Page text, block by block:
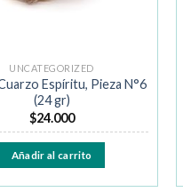
UNCATEGORIZED
Espíritu, Pieza N°6
(24 gr)
$24.000
Añadir al carrito